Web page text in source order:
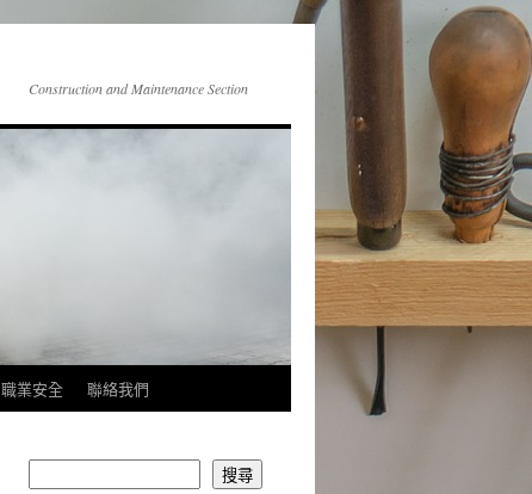
Construction and Maintenance Section
職業安全 聯絡我們
搜尋